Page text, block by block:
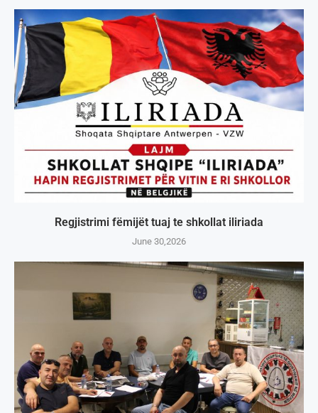
Regjistrimi fëmijët tuaj te shkollat iliriada
June 30,2026